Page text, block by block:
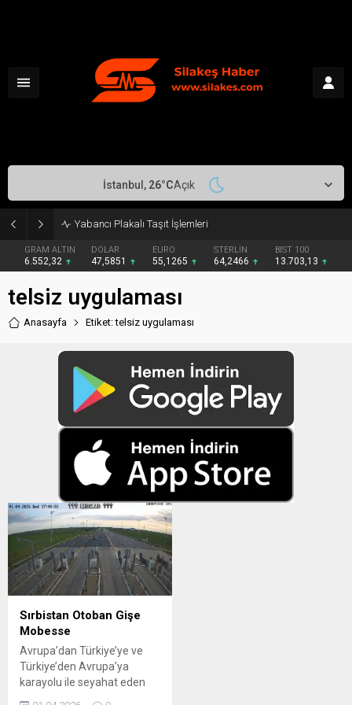
Yabancı Plakalı Taşıt İşlemleri
GRAM ALTIN
6.552,32
DOLAR
47,5851
EURO
55,1265
STERLİN
64,2466
BIST 100
13.703,13
İstanbul, 26°CAçık
telsiz uygulaması
Anasayfa Etiket: telsiz uygulaması
Sırbistan Otoban Gişe
Mobesse
Avrupa’dan Türkiye’ye ve
Türkiye’den Avrupa’ya
karayolu ile seyahat eden